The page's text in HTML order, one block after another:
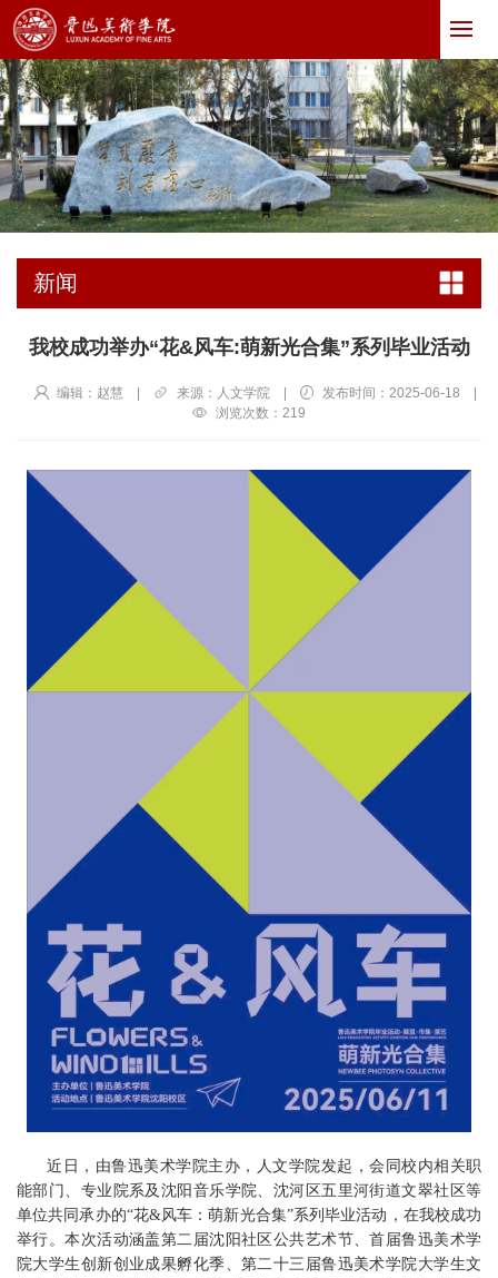
新闻
我校成功举办“花&风车:萌新光合集”系列毕业活动
编辑：赵慧 | 来源：人文学院 | 发布时间：2025-06-18
|
浏览次数： 219
近日， 由鲁迅美术学院主办，人文学院发起，会同校内相关职
能部门、专业院系及沈阳音乐学院、沈河区五里河街道文翠社区等
单位共同承办的“花&风车：萌新光合集”系列毕业活动，在我校成功
举行。本次活动涵盖第二届沈阳社区公共艺术节、首届鲁迅美术学
院大学生创新创业成果孵化季、第二十三届鲁迅美术学院大学生文